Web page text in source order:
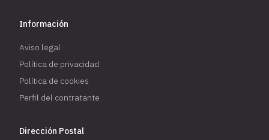
Información
Aviso legal
Política de privacidad
Política de cookies
Perfil del contratante
Dirección Postal